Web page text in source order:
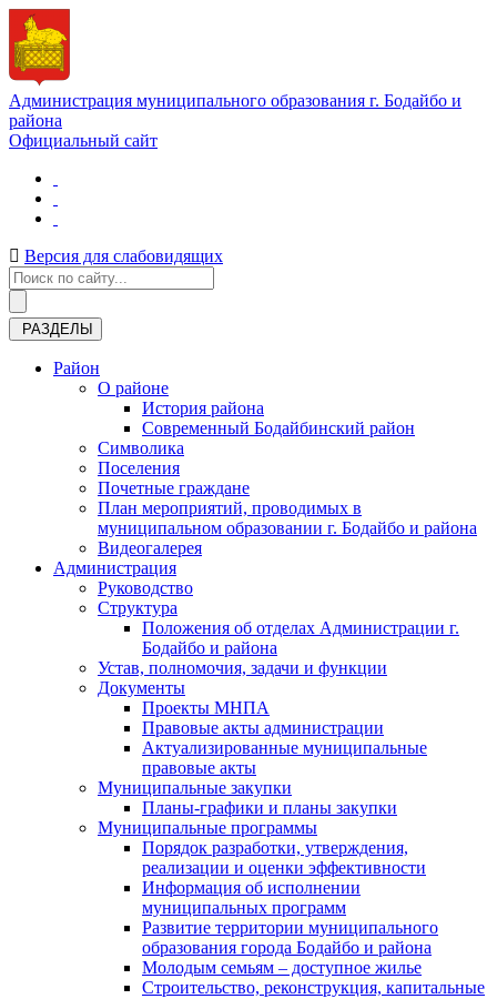
Администрация муниципального образования г. Бодайбо и
района
Официальный сайт
Версия для слабовидящих
РАЗДЕЛЫ
Район
О районе
История района
Современный Бодайбинский район
Символика
Поселения
Почетные граждане
План мероприятий, проводимых в
муниципальном образовании г. Бодайбо и района
Видеогалерея
Администрация
Руководство
Структура
Положения об отделах Администрации г.
Бодайбо и района
Устав, полномочия, задачи и функции
Документы
Проекты МНПА
Правовые акты администрации
Актуализированные муниципальные
правовые акты
Муниципальные закупки
Планы-графики и планы закупки
Муниципальные программы
Порядок разработки, утверждения,
реализации и оценки эффективности
Информация об исполнении
муниципальных программ
Развитие территории муниципального
образования города Бодайбо и района
Молодым семьям – доступное жилье
Строительство, реконструкция, капитальные